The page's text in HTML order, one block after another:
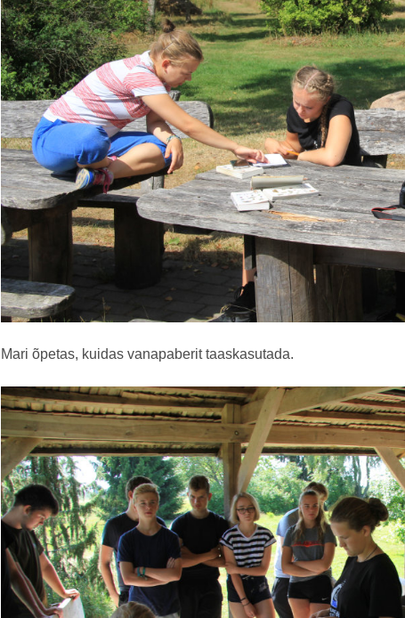
Mari õpetas, kuidas vanapaberit taaskasutada.